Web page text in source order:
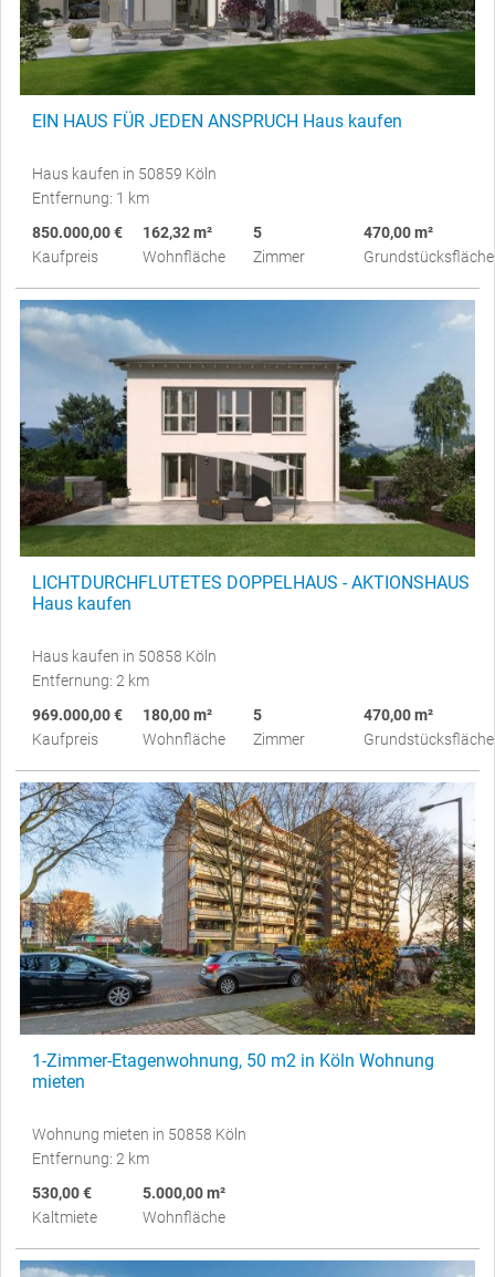
EIN HAUS FÜR JEDEN ANSPRUCH Haus kaufen
Haus kaufen in 50859 Köln
Entfernung: 1 km
850.000,00 €
Kaufpreis
162,32 m²
Wohnfläche
5
Zimmer
470,00 m²
Grundstücksfläche
LICHTDURCHFLUTETES DOPPELHAUS - AKTIONSHAUS
Haus kaufen
Haus kaufen in 50858 Köln
Entfernung: 2 km
969.000,00 €
Kaufpreis
180,00 m²
Wohnfläche
5
Zimmer
470,00 m²
Grundstücksfläche
1-Zimmer-Etagenwohnung, 50 m2 in Köln Wohnung
mieten
Wohnung mieten in 50858 Köln
Entfernung: 2 km
530,00 €
Kaltmiete
5.000,00 m²
Wohnfläche